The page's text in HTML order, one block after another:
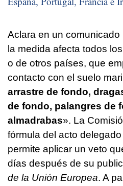
Aclara en un
la medida afecta todos
o de otros países, que
contacto con el suelo
arrastre de fondo,
de fondo, palangres de
almadrabas». La
fórmula del acto
permite aplicar un veto
días después de su
de la Unión Europea. A